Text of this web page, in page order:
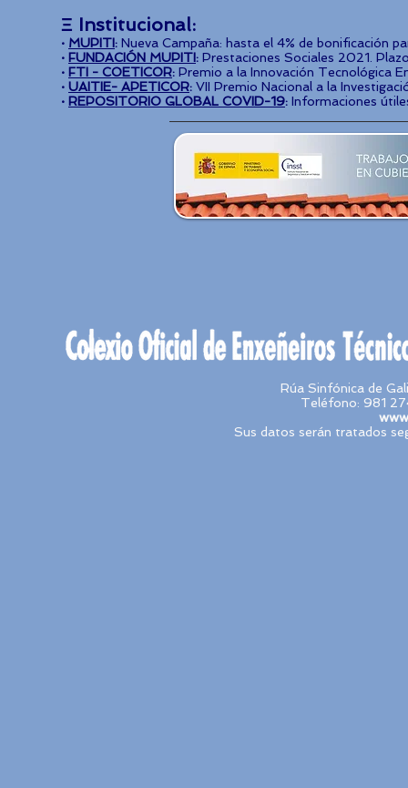
Ξ Institucional:
· MUPITI: Nueva Campaña: hasta el 4% de bonificación
​· FUNDACIÓN MUPITI: Prestaciones Sociales 2021.
​· FTI - COETICOR: Premio a la Innovación Tecnológica
​· UAITIE- APETICOR: VII Premio Nacional a la
· REPOSITORIO GLOBAL COVID-19: Informaciones
Rúa Sinfónica de
Teléfono: 981
Sus datos serán tratados